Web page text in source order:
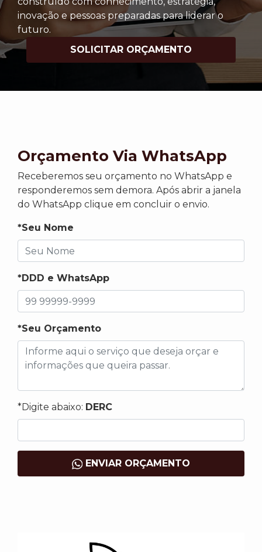
inovação e pessoas preparadas para liderar o
futuro.
SOLICITAR ORÇAMENTO
Orçamento Via WhatsApp
Receberemos seu orçamento no WhatsApp e
responderemos sem demora. Após abrir a janela
do WhatsApp clique em concluir o envio.
*Seu Nome
*DDD e WhatsApp
*Seu Orçamento
*Digite abaixo: DERC
ENVIAR ORÇAMENTO